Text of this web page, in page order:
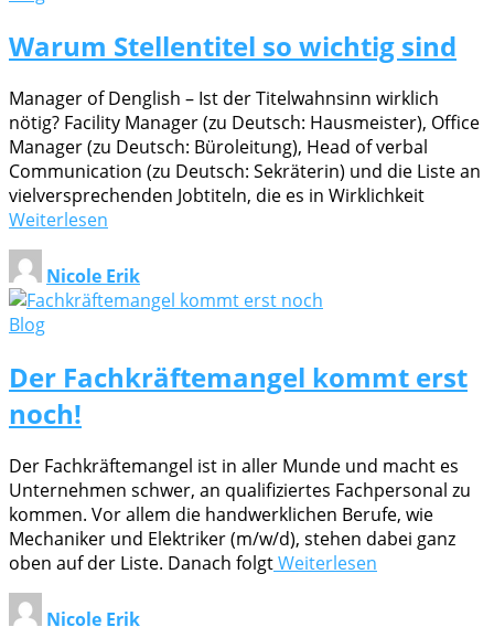
Warum Stellentitel so wichtig sind
Manager of Denglish – Ist der Titelwahnsinn wirklich
nötig? Facility Manager (zu Deutsch: Hausmeister), Office
Manager (zu Deutsch: Büroleitung), Head of verbal
Communication (zu Deutsch: Sekräterin) und die Liste an
vielversprechenden Jobtiteln, die es in Wirklichkeit
Weiterlesen
Nicole Erik
Blog
Der Fachkräftemangel kommt erst
noch!
Der Fachkräftemangel ist in aller Munde und macht es
Unternehmen schwer, an qualifiziertes Fachpersonal zu
kommen. Vor allem die handwerklichen Berufe, wie
Mechaniker und Elektriker (m/w/d), stehen dabei ganz
oben auf der Liste. Danach folgtWeiterlesen
Nicole Erik